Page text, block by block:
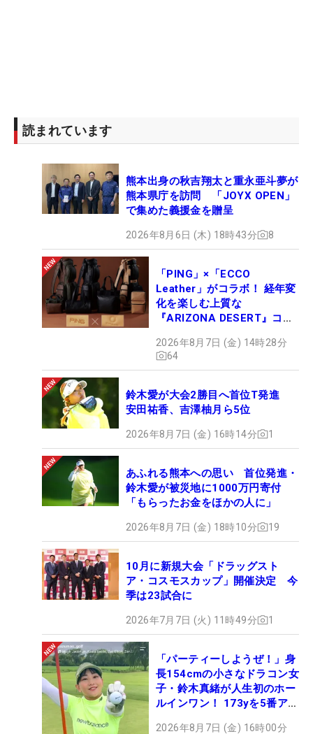
読まれています
熊本出身の秋吉翔太と重永亜斗夢が
熊本県庁を訪問 「JOYX OPEN」
で集めた義援金を贈呈
2026年8月6日 (木) 18時43分 8
「PING」×「ECCO
Leather」がコラボ！ 経年変
化を楽しむ上質な
『ARIZONA DESERT』コレ
ュー
2026年8月7日 (金) 14時28分
64
鈴木愛が大会2勝目へ首位T発進
安田祐香、吉澤柚月ら5位
2026年8月7日 (金) 16時14分 1
あふれる熊本への思い 首位発進・
鈴木愛が被災地に1000万円寄付
「もらったお金をほかの人に」
2026年8月7日 (金) 18時10分 19
10月に新規大会「ドラッグスト
ア・コスモスカップ」開催決定 今
季は23試合に
2026年7月7日 (火) 11時49分 1
「パーティーしようぜ！」身
長154cmの小さなドラコン女
子・鈴木真緒が人生初のホー
ルインワン！ 173yを5番アイ
2026年8月7日 (金) 16時00分